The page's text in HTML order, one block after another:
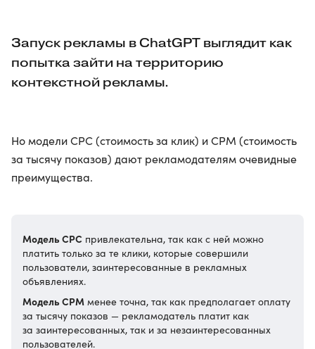
Запуск рекламы в ChatGPT выглядит как
попытка зайти на территорию
контекстной рекламы.
Но модели CPC (стоимость за клик) и CPM (стоимость
за тысячу показов) дают рекламодателям очевидные
преимущества.
Модель CPC привлекательна, так как с ней можно
платить только за те клики, которые совершили
пользователи, заинтересованные в рекламных
объявлениях.
Модель CPM менее точна, так как предполагает оплату
за тысячу показов — рекламодатель платит как
за заинтересованных, так и за незаинтересованных
пользователей.